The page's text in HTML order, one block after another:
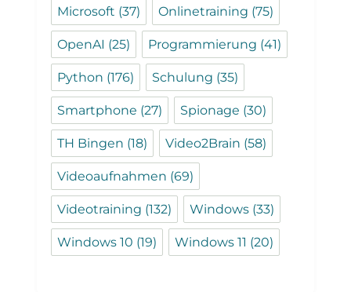
Microsoft (37) Onlinetraining (75)
OpenAI (25) Programmierung (41)
Python (176) Schulung (35)
Smartphone (27) Spionage (30)
TH Bingen (18) Video2Brain (58)
Videoaufnahmen (69)
Videotraining (132) Windows (33)
Windows 10 (19) Windows 11 (20)